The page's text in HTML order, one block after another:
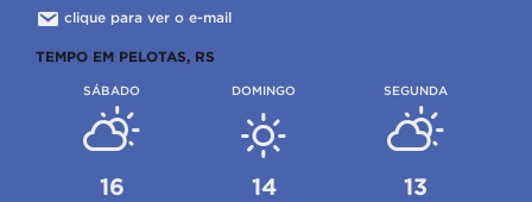
clique para ver o e-mail
TEMPO EM PELOTAS, RS
SÁBADO
16
DOMINGO
14
SEGUNDA
13